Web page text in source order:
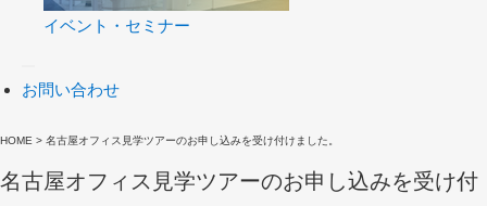
イベント・セミナー
お問い合わせ
HOME > 名古屋オフィス見学ツアーのお申し込みを受け付けました。
名古屋オフィス見学ツアーのお申し込みを受け付